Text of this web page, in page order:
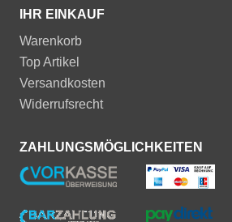
IHR EINKAUF
Warenkorb
Top Artikel
Versandkosten
Widerrufsrecht
ZAHLUNGSMÖGLICHKEITEN